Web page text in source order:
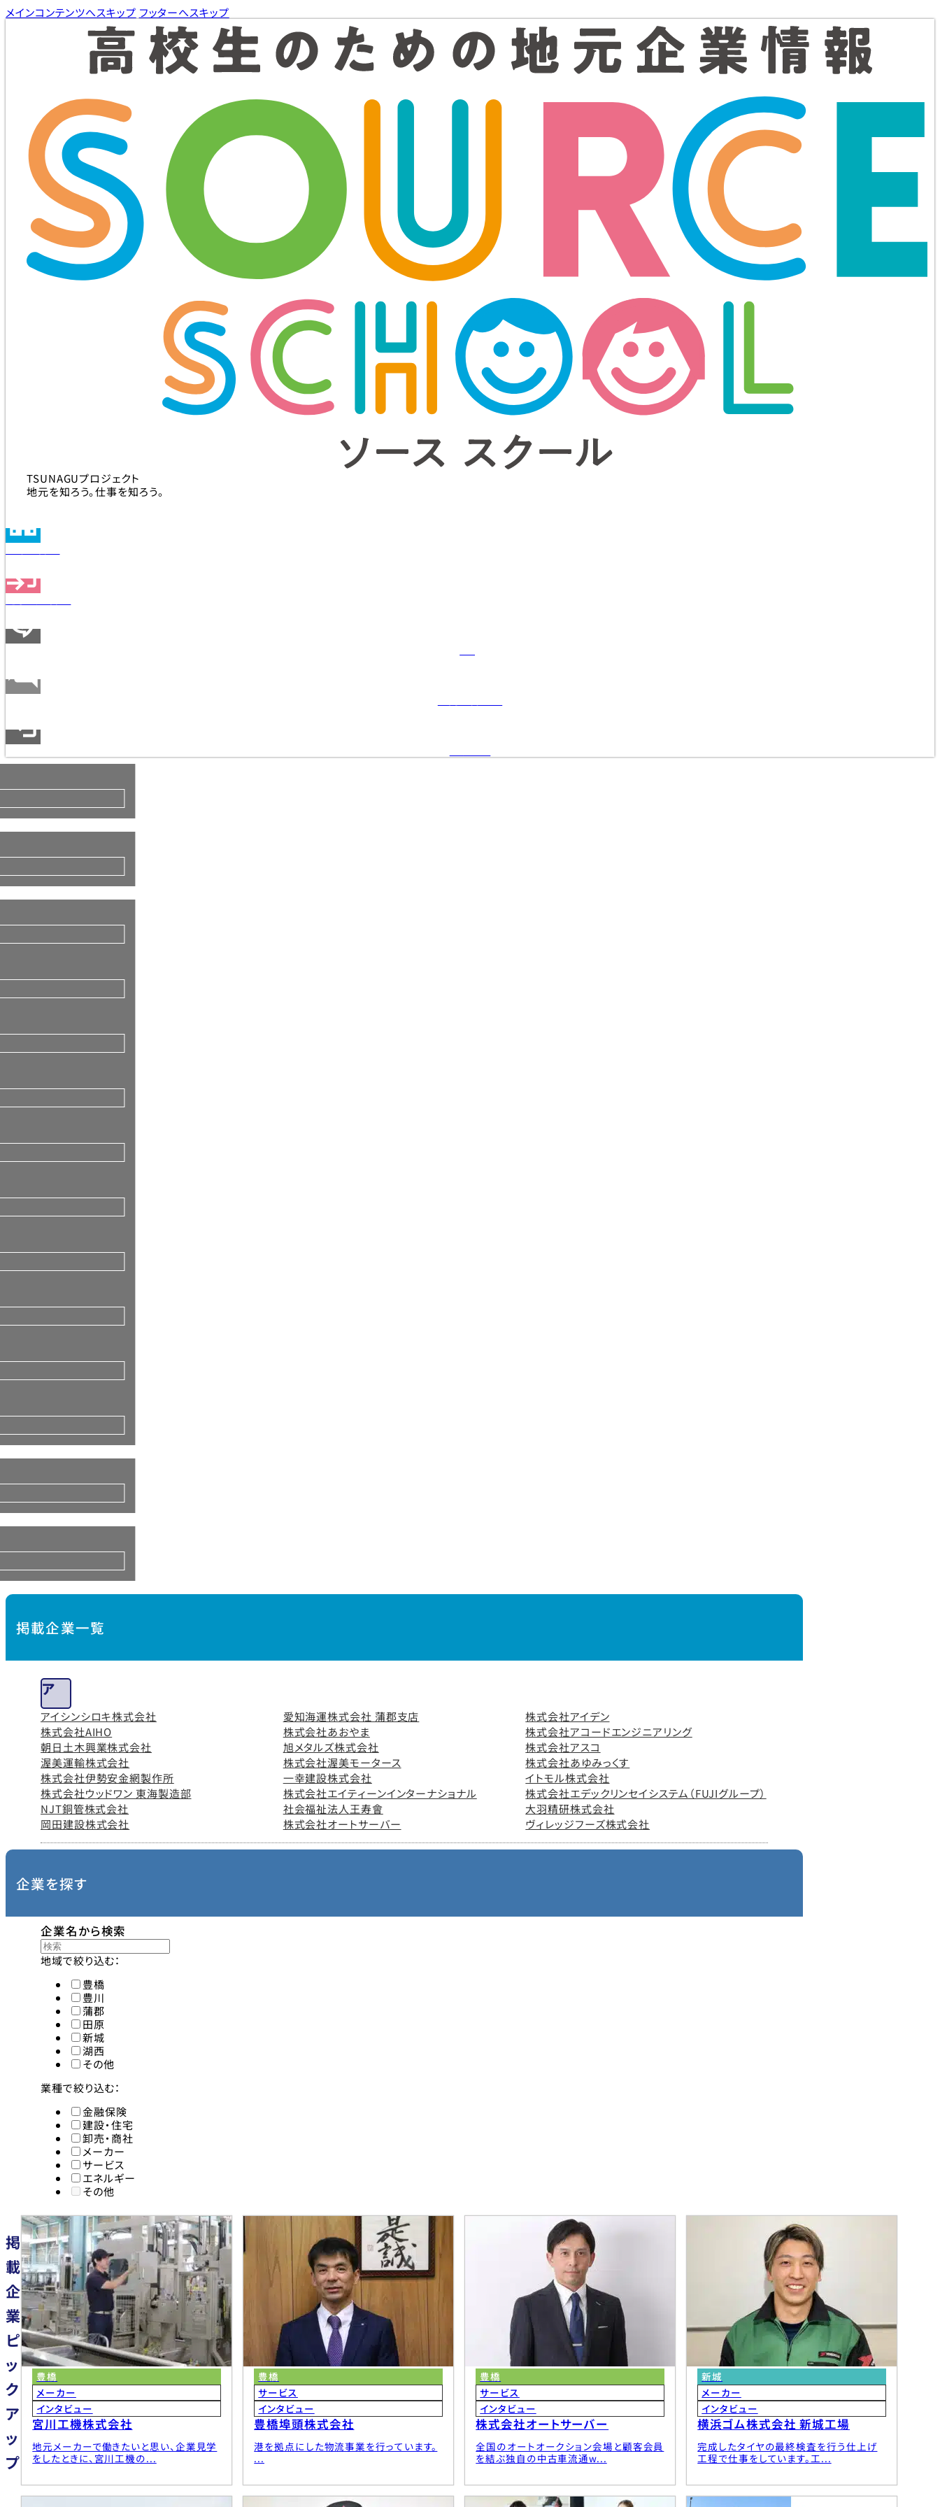
メインコンテンツへスキップ フッターへスキップ
TSUNAGUプロジェクト
地元を知ろう。仕事を知ろう。
掲載企業一覧
ア
アイシンシロキ株式会社 愛知海運株式会社 蒲郡支店
株式会社アイデン
株式会社AIHO
株式会社あおやま
株式会社アコードエンジニアリング
朝日土木興業株式会社
旭メタルズ株式会社
株式会社アスコ
渥美運輸株式会社
株式会社渥美モータース
株式会社あゆみっくす
株式会社伊勢安金網製作所
一幸建設株式会社
イトモル株式会社
株式会社ウッドワン 東海製造部
株式会社エイティーンインターナショナル
株式会社エデックリンセイシステム（FUJIグループ）
NJT銅管株式会社
社会福祉法人王寿會
大羽精研株式会社
岡田建設株式会社
株式会社オートサーバー ヴィレッジフーズ株式会社
株式会社香月堂
コニカミノルタメカトロニクス株式会社
サ
株式会社斎藤塗工店
株式会社サンヨネ
サーラ住宅株式会社
株式会社システムハウス
株式会社シンデンコー
鈴中工業株式会社
株式会社セントラルシステム
株式会社対松堂
株式会社中部
東海漬物株式会社
トピー海運株式会社
トピー工業株式会社 豊橋製造所
トピー工業株式会社 豊川製造所
外山鋼業株式会社
豊鉄バス株式会社
株式会社豊橋園芸ガーデン
豊橋建設工業株式会社
豊橋商工信用組合
株式会社豊橋設計
豊橋鉄道グループ
豊橋埠頭株式会社
豊橋三菱ふそう自動車販売株式会社
トーアス株式会社
ナ
永田鉄工株式会社 医療法人善恵会長屋病院
日鉄ケミカル＆マテリアル株式会社 田原製造所
日本車輌製造株式会社 豊川製作所
日本通運株式会社 豊橋支店 日本トレクス株式会社
ハ
株式会社秦野精密・豊橋 株式会社パシフィックスポーツクラブ
東愛知日産自動車株式会社
東三河ヤクルト販売株式会社
ヒコケングループ（丸昇彦坂建設株式会社）
株式会社ヒミカ
株式会社広小路コンタクト（HIROCON）
BASF INOAC ポリウレタン株式会社
福井ファイバーテック株式会社
株式会社ベルソニカ
豊国工業株式会社
有限会社鳳琳堂ビジネス
藤建設株式会社
企業を探す
企業名から検索
地域で絞り込む：
豊橋
豊川
蒲郡
田原
新城
湖西
その他
業種で絞り込む：
金融保険
建設・住宅
卸売・商社
メーカー
サービス
エネルギー
その他
掲
載
企
業
ピ
ッ
ク
ア
ッ
プ
豊橋
メーカー
インタビュー
宮川工機株式会社
地元メーカーで働きたいと思い、企業見学
をしたときに、宮川工機の...
豊橋
サービス
インタビュー
豊橋埠頭株式会社
港を拠点にした物流事業を行っています。
...
豊橋
サービス
インタビュー
株式会社オートサーバー
全国のオートオークション会場と顧客会員
を結ぶ独自の中古車流通w...
新城
メーカー
インタビュー
横浜ゴム株式会社 新城工場
完成したタイヤの最終検査を行う仕上げ
工程で仕事をしています。工...